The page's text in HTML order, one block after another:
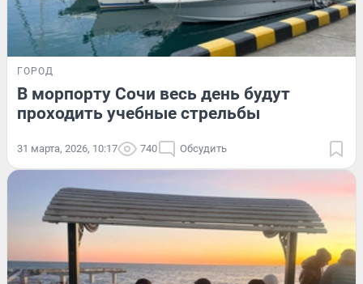
ГОРОД
В морпорту Сочи весь день будут
проходить учебные стрельбы
31 марта, 2026, 10:17 740 Обсудить